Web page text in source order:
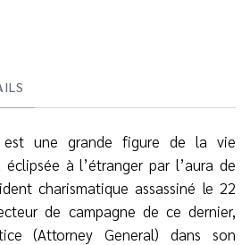
est une grande figure de la vie
à l’étranger par l’aura de
charismatique assassiné le 22
de campagne de ce dernier,
(Attorney General) dans son